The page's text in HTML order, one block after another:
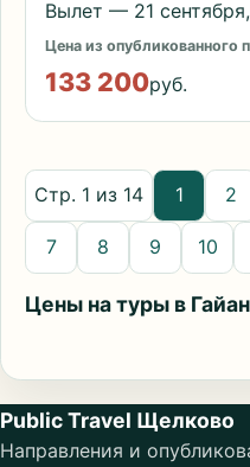
Вылет — 21
Цена из опубликованного
133 200руб.
Стр. 1 из 14 1 2
7 8 9 10
Цены на туры в
Public Travel Щелково
Направления и